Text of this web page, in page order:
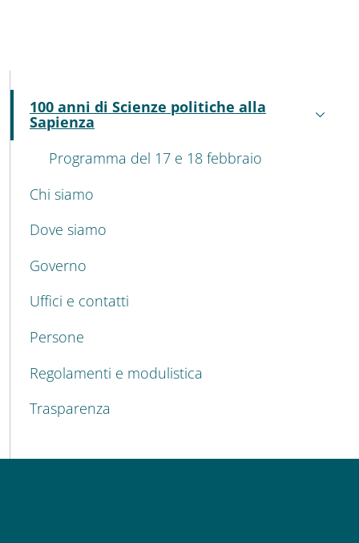
MAIN NAVIGATION
100 anni di Scienze politiche alla
Sapienza
Attivo
Programma del 17 e 18 febbraio
Chi siamo
Dove siamo
Governo
Uffici e contatti
Persone
Regolamenti e modulistica
Trasparenza